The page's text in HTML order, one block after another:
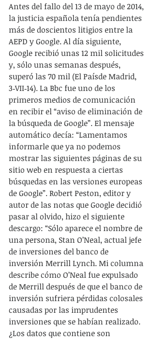
Antes del fallo del 13 de mayo de 2014,
la justicia española tenía pendientes
más de doscientos litigios entre la
AEPD y Google. Al día siguiente,
Google recibió unas 12 mil solicitudes
y, sólo unas semanas después,
superó las 70 mil (El Paísde Madrid,
3‑VII‑14). La Bbc fue uno de los
primeros medios de comunicación
en recibir el “aviso de eliminación de
la búsqueda de Google”. El mensaje
automático decía: “Lamentamos
informarle que ya no podemos
mostrar las siguientes páginas de su
sitio web en respuesta a ciertas
búsquedas en las versiones europeas
de Google”. Robert Peston, editor y
autor de las notas que Google decidió
pasar al olvido, hizo el siguiente
descargo: “Sólo aparece el nombre de
una persona, Stan O’Neal, actual jefe
de inversiones del banco de
inversión Merrill Lynch. Mi columna
describe cómo O’Neal fue expulsado
de Merrill después de que el banco de
inversión sufriera pérdidas colosales
causadas por las imprudentes
inversiones que se habían realizado.
¿Los datos que contiene son